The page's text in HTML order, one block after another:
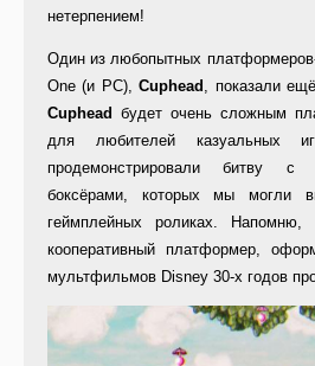
нетерпением!
Один из любопытных
One (и PC),Cuphead , показали
Cuphead будет очень сложным
для любителей казуальных
продемонстрировали битву с
боксёрами, которых мы могли
геймплейных роликах. Напомню,
кооперативный платформер,
мультфильмов Disney 30-х годов